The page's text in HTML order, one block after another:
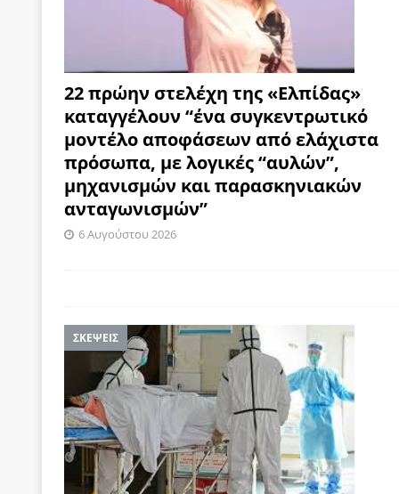
[ 6 Αυγούστου 2026 ] Η δημοκρατία της
[ 6 Αυγούστου 2026 ] Σπρώχνουμε τη ζωή μας…
[ 5 Αυγούστου 2026 ]
Κυριάκος Μητσοτάκης:
[ 4 Αυγούστου 2026 ] Θα ανήκεις όπου ανήκει το
[ 4 Αυγούστου 2026 ] Η γενεαλογία του
ΠΑΡΕΜΒΑΣΕΙΣ
[ 4 Αυγούστου 2026 ]
[ 4 Αυγούστου 2026 ]
22 πρώην στελέχη της «Ελπίδας»
καταγγέλουν “ένα συγκεντρωτικό
μοντέλο αποφάσεων από ελάχιστα
πρόσωπα, με λογικές “αυλών”,
μηχανισμών και παρασκηνιακών
ανταγωνισμών”
6 Αυγούστου 2026
ΣΚΕΨΕΙΣ